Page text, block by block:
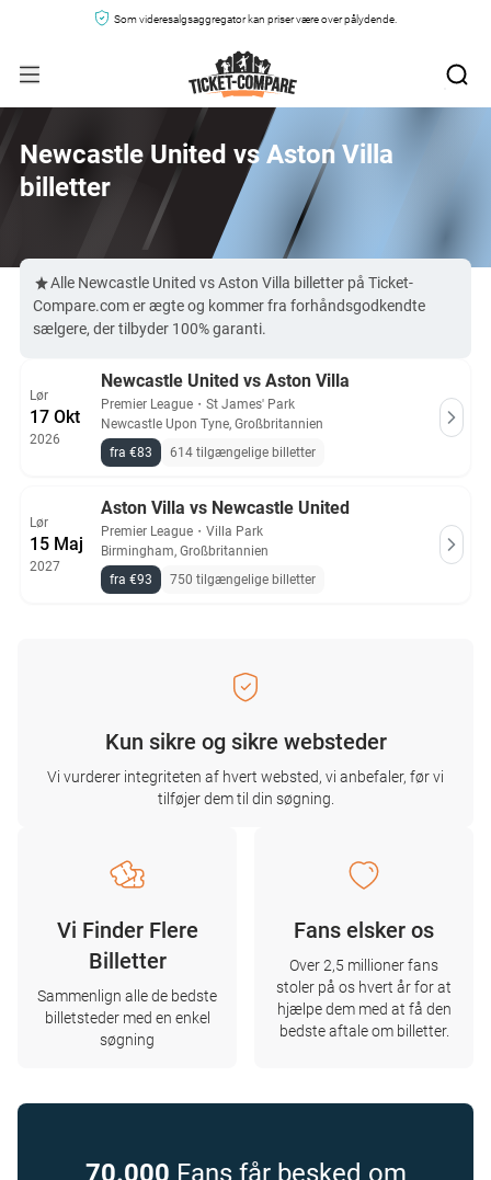
Som videresalgsaggregator kan priser være over pålydende.
Newcastle United vs Aston Villa
billetter
Alle Newcastle United vs Aston Villa billetter på Ticket-
Compare.com er ægte og kommer fra forhåndsgodkendte
sælgere, der tilbyder 100% garanti.
Lør
17 Okt
2026
Newcastle United vs Aston Villa
Premier League ・ St James' Park
Newcastle Upon Tyne, Großbritannien
fra €83
614 tilgængelige billetter
Lør
15 Maj
2027
Aston Villa vs Newcastle United
Premier League ・ Villa Park
Birmingham, Großbritannien
fra €93
750 tilgængelige billetter
Kun sikre og sikre websteder
Vi vurderer integriteten af ​​hvert websted, vi anbefaler, før vi
tilføjer dem til din søgning.
Vi Finder Flere
Billetter
Sammenlign alle de bedste
billetsteder med en enkel
søgning
Fans elsker os
Over 2,5 millioner fans
stoler på os hvert år for at
hjælpe dem med at få den
bedste aftale om billetter.
70.000 Fans får besked om